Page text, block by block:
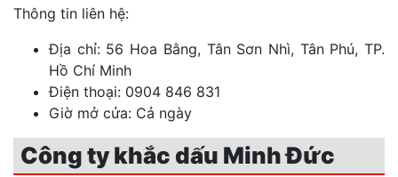
Thông tin liên hệ:
Địa chỉ: 56 Hoa Bằng, Tân Sơn Nhì, Tân Phú, TP.
Hồ Chí Minh
Điện thoại: 0904 846 831
Giờ mở cửa: Cả ngày
Công ty khắc dấu Minh Đức